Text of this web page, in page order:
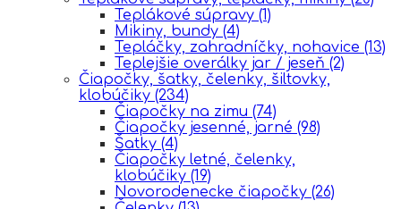
Teplákové súpravy (1)
Mikiny, bundy (4)
Tepláčky, zahradníčky, nohavice (13)
Teplejšie overálky jar / jeseň (2)
Čiapočky, šatky, čelenky, šiltovky,
klobúčiky (234)
Čiapočky na zimu (74)
Čiapočky jesenné, jarné (98)
Šatky (4)
Čiapočky letné, čelenky,
klobúčiky (19)
Novorodenecke čiapočky (26)